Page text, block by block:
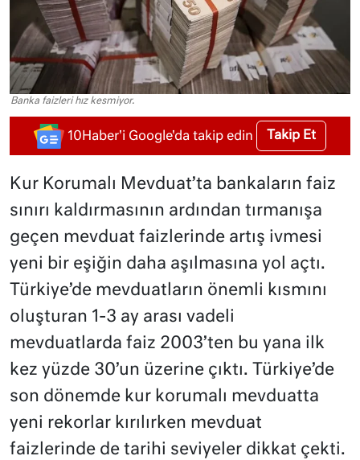
Banka faizleri hız kesmiyor.
10Haber'i Google'da takip edin Takip Et
Kur Korumalı Mevduat’ta bankaların faiz
sınırı kaldırmasının ardından tırmanışa
geçen mevduat faizlerinde artış ivmesi
yeni bir eşiğin daha aşılmasına yol açtı.
Türkiye’de mevduatların önemli kısmını
oluşturan 1-3 ay arası vadeli
mevduatlarda faiz 2003’ten bu yana ilk
kez yüzde 30’un üzerine çıktı. Türkiye’de
son dönemde kur korumalı mevduatta
yeni rekorlar kırılırken mevduat
faizlerinde de tarihi seviyeler dikkat çekti.